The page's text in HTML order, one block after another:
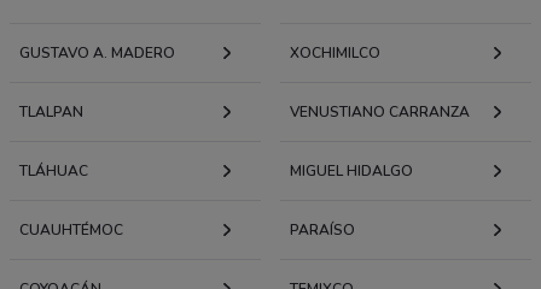
GUSTAVO A. MADERO XOCHIMILCO
TLALPAN VENUSTIANO CARRANZA
TLÁHUAC MIGUEL HIDALGO
CUAUHTÉMOC PARAÍSO